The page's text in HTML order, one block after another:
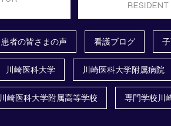
患者の皆さまの声 看護ブログ
川崎医科大学 川崎医科大学附属病院
川崎医科大学附属高等学校 専門学校川